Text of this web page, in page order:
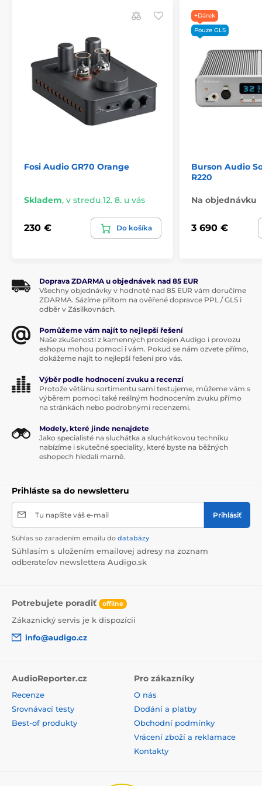
potenciometer ALPS
Ovládanie hlasitosti je možné nielen pomocou
diaľkového ovládania, ale aj manuálne pomocou
kanálov.
potenciometraALPS RK27
ovládanie hlasitosti aj pomocou diaľkového
ovládača
Ovládanie napájania pomocou Trigger kábla
Technológia 120V VOLTAiR
spoločnosti SPL. Ide o jedinečné riešenie, pri ktorom
sa signály vo vnútri prístroja spracúvajú pomocou
Spoločnosť SPL pre túto technológiu vyvinula aj
špeciálne operačné zosilňovače SPL 120V SUPRA.
Toto vysoké prevádzkové napätie (v porovnaní s bežne
používanou úrovňou 30 V) má za následok výrazné
Fosi Audio GR70 Orange
Skladem, v stredu 12. 8. u vás
230 € Do košíka
+Dárek
Pouze GLS
Burson Audio
R220
Na objednávku
3 690 €
Doprava ZDARMA u objednávek nad 85 EUR
Všechny objednávky v hodnotě nad 85 EUR vám doručíme
ZDARMA. Sázíme přitom na ověřené dopravce PPL / GLS i
odběr v Zásilkovnách.
Pomůžeme vám najít to nejlepší řešení
Naše zkušenosti z kamenných prodejen Audigo i provozu
eshopu mohou pomoci i vám. Pokud se nám ozvete přímo,
dokážeme najít to nejlepší řešení pro vás.
Výběr podle hodnocení zvuku a recenzí
Protože většinu sortimentu sami testujeme, můžeme vám s
výběrem pomoci také reálným hodnocením zvuku přímo
na stránkách nebo podrobnými recenzemi.
Modely, které jinde nenajdete
Jako specialisté na sluchátka a sluchátkovou techniku
nabízíme i skutečné speciality, které byste na běžných
eshopech hledali marně.
Prihláste sa do newsletteru
Tu napíšte váš e-mail Prihlásiť
Súhlas so zaradením emailu do databázy
Súhlasím s uložením emailovej adresy na zoznam
odberateľov newslettera Audigo.sk
Potrebujete poradiť offline
Zákaznický servis je k dispozícii
info@audigo.cz
AudioReporter.cz
Recenze
Srovnávací testy
Best-of produkty
Pro zákazníky
O nás
Dodání a platby
Obchodní podmínky
Vrácení zboží a reklamace
Kontakty